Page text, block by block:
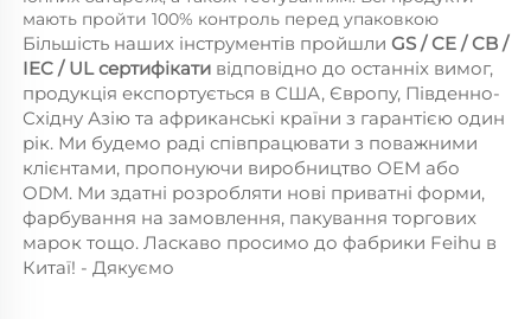
мають пройти 100% контроль перед упаковкою
Більшість наших інструментів пройшли GS / CE / CB /
IEC / UL сертифікати відповідно до останніх вимог,
продукція експортується в США, Європу, Південно-
Східну Азію та африканські країни з гарантією один
рік. Ми будемо раді співпрацювати з поважними
клієнтами, пропонуючи виробництво OEM або
ODM. Ми здатні розробляти нові приватні форми,
фарбування на замовлення, пакування торгових
марок тощо. Ласкаво просимо до фабрики Feihu в
Китаї! - Дякуємо